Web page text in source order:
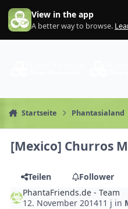
Zum Inhalt springen
View in the app
A better way to browse.
Startseite Phantasialand
[Mexico] Churros
Teilen
Follower
PhantaFriends.de - Team
12. November 201411 j in